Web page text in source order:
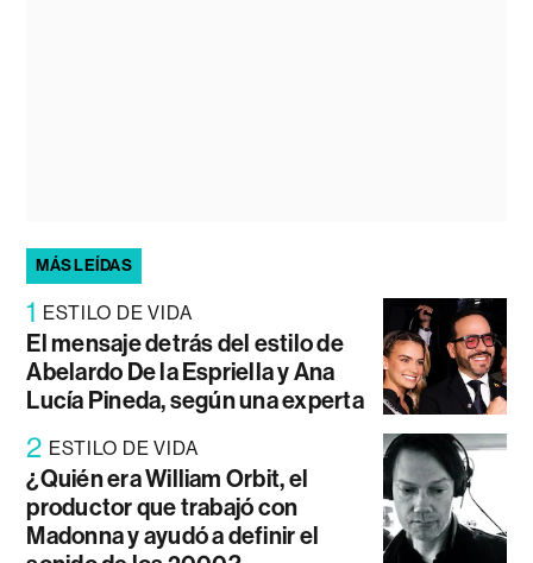
MÁS LEÍDAS
1 ESTILO DE VIDA
El mensaje detrás del estilo de
Abelardo De la Espriella y Ana
Lucía Pineda, según una experta
2 ESTILO DE VIDA
¿Quién era William Orbit, el
productor que trabajó con
Madonna y ayudó a definir el